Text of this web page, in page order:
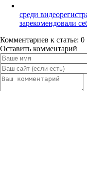
среди
зарекомендовали
Комментариев к статье: 0
Оставить комментарий